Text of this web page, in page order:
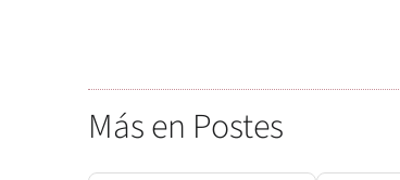
Más en Postes